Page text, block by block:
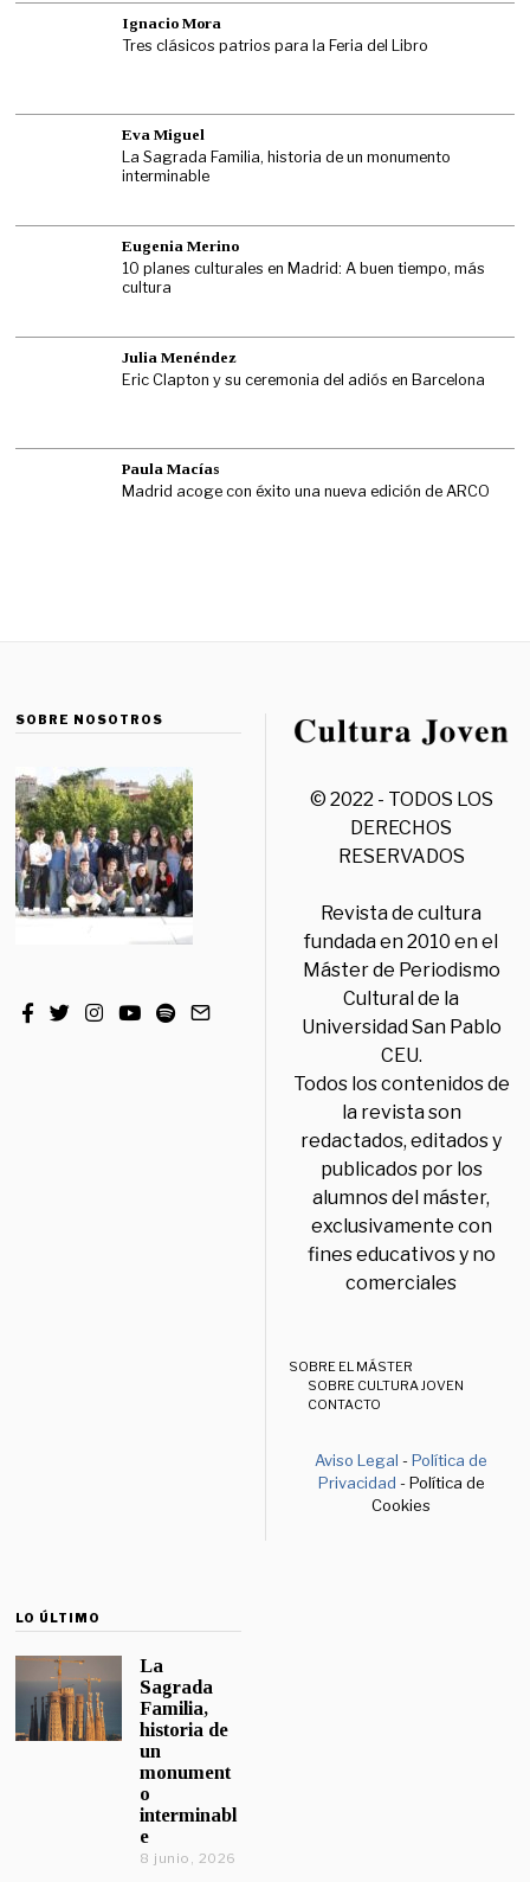
Ignacio Mora
Tres clásicos patrios para la Feria del Libro
Eva Miguel
La Sagrada Familia, historia de un monumento
interminable
Eugenia Merino
10 planes culturales en Madrid: A buen tiempo, más
cultura
Julia Menéndez
Eric Clapton y su ceremonia del adiós en Barcelona
Paula Macías
Madrid acoge con éxito una nueva edición de ARCO
SOBRE NOSOTROS
© 2022 - TODOS LOS
DERECHOS
RESERVADOS
Revista de cultura
fundada en 2010 en el
Máster de Periodismo
Cultural de la
Universidad San Pablo
CEU.
Todos los contenidos de
la revista son
redactados, editados y
publicados por los
alumnos del máster,
exclusivamente con
fines educativos y no
comerciales
SOBRE EL MÁSTER
SOBRE CULTURA JOVEN
CONTACTO
Aviso Legal -Política de
Privacidad - Política de
Cookies
LO ÚLTIMO
La
Sagrada
Familia,
historia de
un
monument
o
interminabl
e
8 junio, 2026